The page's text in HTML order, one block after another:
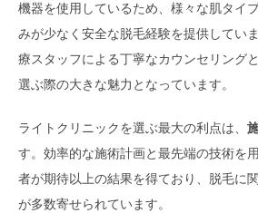
機器を使用しているため、様々な肌タイ
みが少なく安全な脱毛経験を提供してい
療スタッフによる丁寧なカウンセリング
選ぶ際の大きな魅力となっています。
ライトクリニックを選ぶ最大の利点は、
す。効率的な施術計画と最先端の技術を
者が期待以上の結果を得ており、脱毛に
が多数寄せられています。